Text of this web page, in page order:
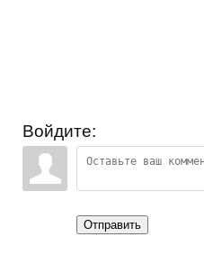
Войдите:
Отправить